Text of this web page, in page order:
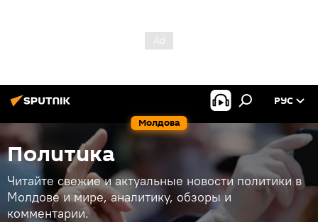
Молдова
РУС
Политика
Читайте свежие и актуальные новости политики в
Молдове и мире, аналитику, обзоры и
комментарии.